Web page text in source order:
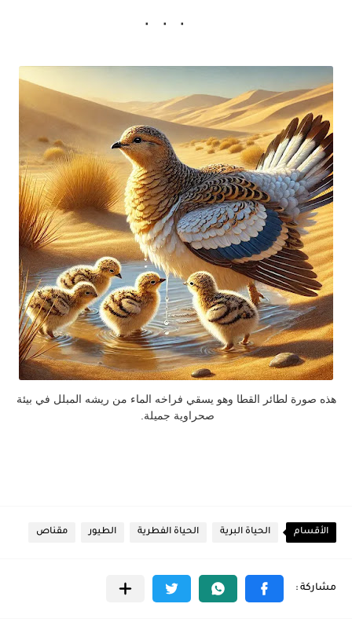
هذه صورة لطائر القطا وهو يسقي فراخه الماء من ريشه المبلل في بيئة
صحراوية جميلة.
الأقسام الحياة البرية الحياة الفطرية الطيور مقناص